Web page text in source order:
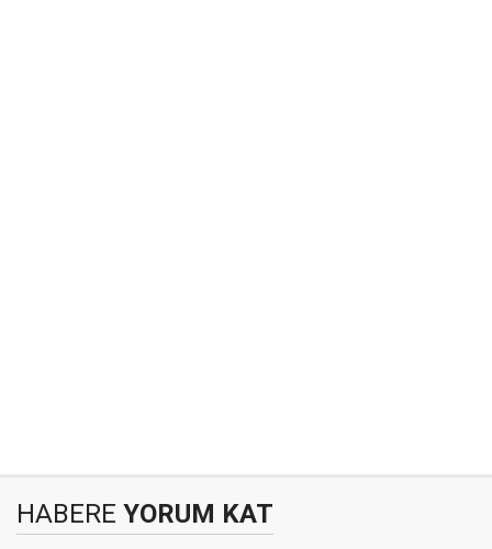
HABERE YORUM KAT